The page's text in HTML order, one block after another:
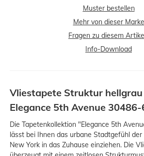
Muster bestellen
Mehr von dieser Marke
Fragen zu diesem
Info-Download
Vliestapete Struktur
Elegance 5th Avenue
Die Tapetenkollektion "Elegance 5th
lässt bei Ihnen das urbane Stadtgefühl
New York in das Zuhause einziehen. Die